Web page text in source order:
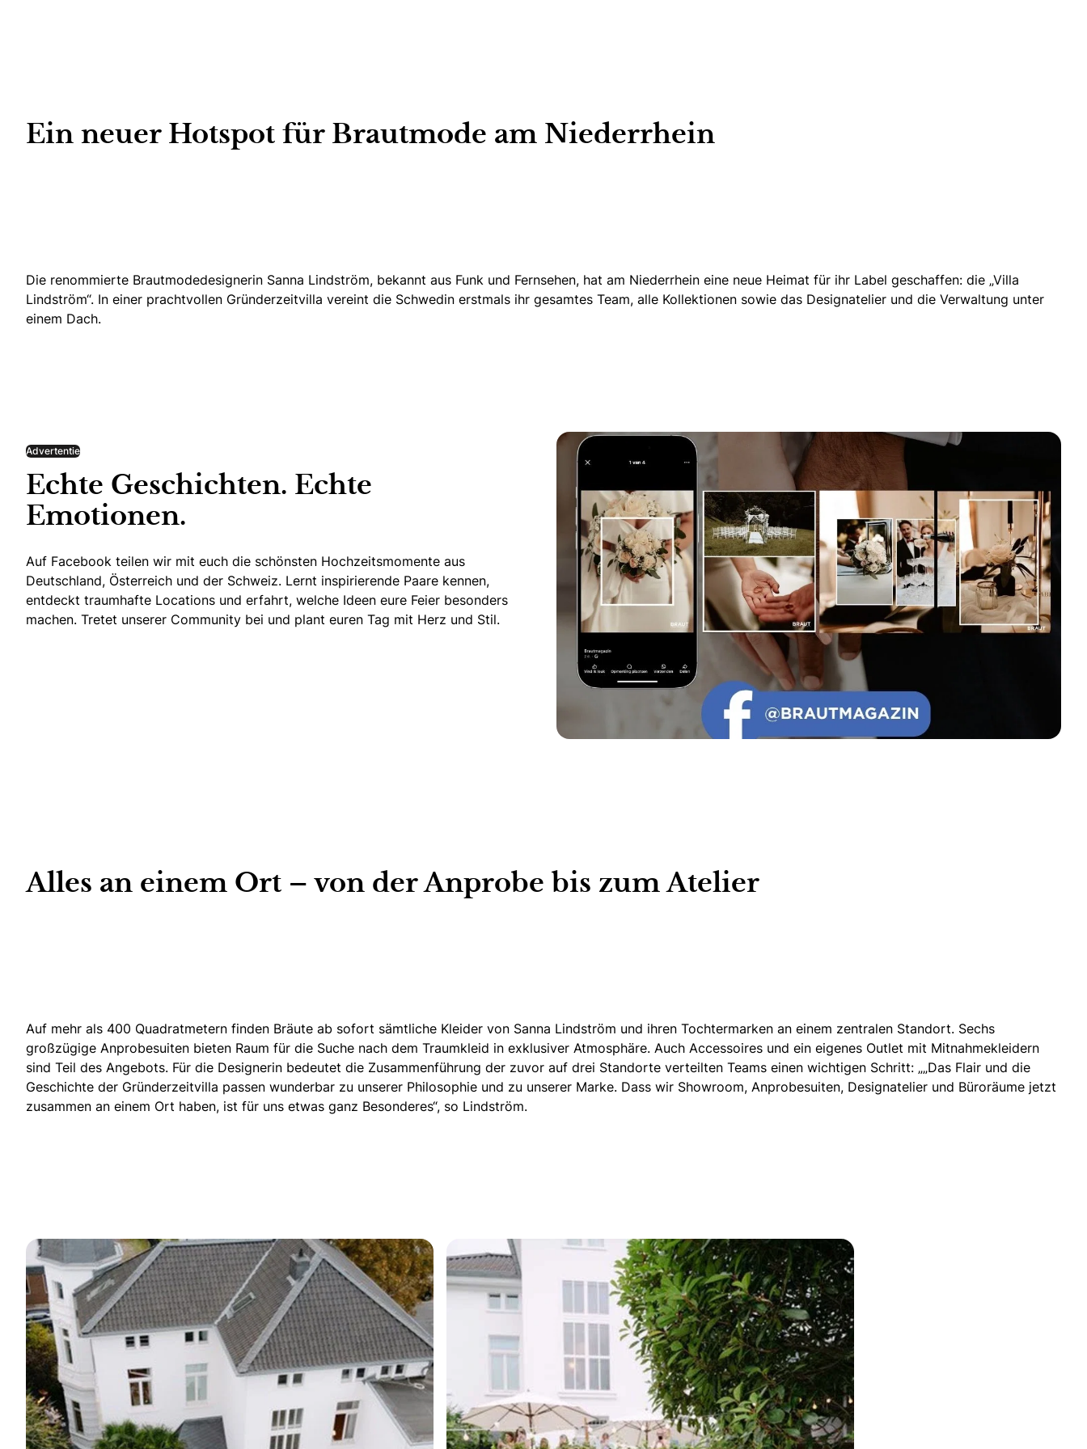
Ein neuer Hotspot für Brautmode am Niederrhein
Die renommierte Brautmodedesignerin Sanna Lindström, bekannt aus Funk und Fernsehen, hat am Niederrhein eine neue Heimat für ihr Label geschaffen: die „Villa
Lindström“. In einer prachtvollen Gründerzeitvilla vereint die Schwedin erstmals ihr gesamtes Team, alle Kollektionen sowie das Designatelier und die Verwaltung unter
einem Dach.
Advertentie
Echte Geschichten. Echte
Emotionen.
Auf Facebook teilen wir mit euch die schönsten Hochzeitsmomente aus
Deutschland, Österreich und der Schweiz. Lernt inspirierende Paare kennen,
entdeckt traumhafte Locations und erfahrt, welche Ideen eure Feier besonders
machen. Tretet unserer Community bei und plant euren Tag mit Herz und Stil.
Alles an einem Ort – von der Anprobe bis zum Atelier
Auf mehr als 400 Quadratmetern finden Bräute ab sofort sämtliche Kleider von Sanna Lindström und ihren Tochtermarken an einem zentralen Standort. Sechs
großzügige Anprobesuiten bieten Raum für die Suche nach dem Traumkleid in exklusiver Atmosphäre. Auch Accessoires und ein eigenes Outlet mit Mitnahmekleidern
sind Teil des Angebots. Für die Designerin bedeutet die Zusammenführung der zuvor auf drei Standorte verteilten Teams einen wichtigen Schritt: „„Das Flair und die
Geschichte der Gründerzeitvilla passen wunderbar zu unserer Philosophie und zu unserer Marke. Dass wir Showroom, Anprobesuiten, Designatelier und Büroräume jetzt
zusammen an einem Ort haben, ist für uns etwas ganz Besonderes“, so Lindström.